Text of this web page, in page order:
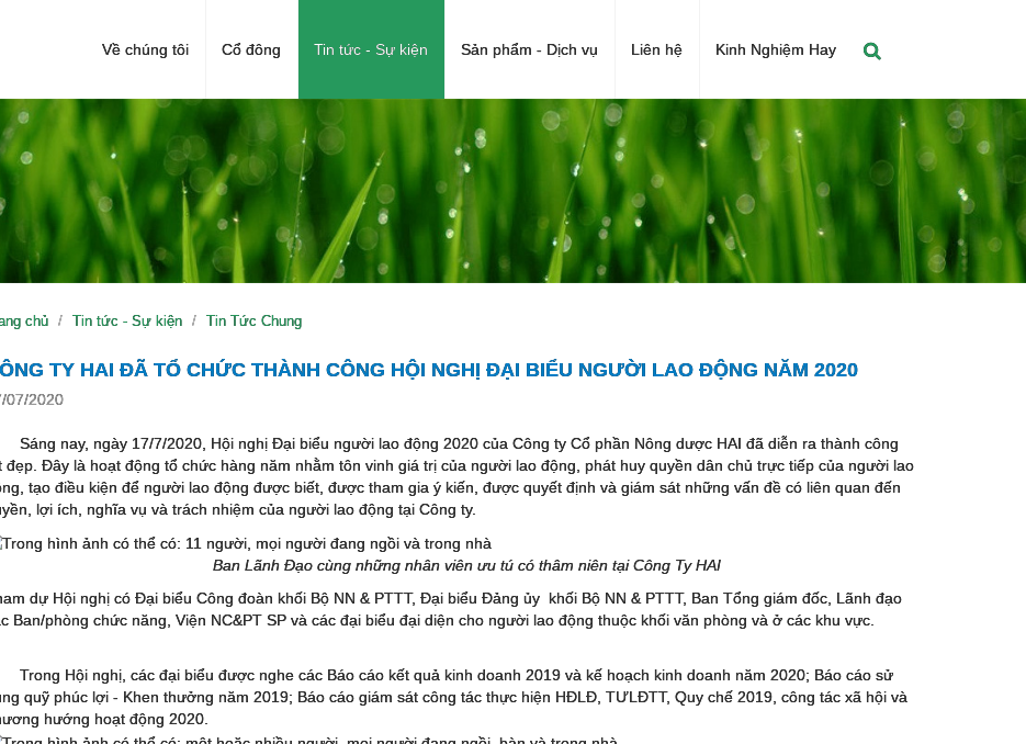
Về chúng tôi Cổ đông Tin tức - Sự kiện Sản phẩm - Dịch vụ Liên hệ Kinh Nghiệm Hay
chủ Tin tức - Sự kiện Tin Tức Chung
TY HAI ĐÃ TỔ CHỨC THÀNH CÔNG HỘI NGHỊ ĐẠI BIỂU NGƯỜI LAO ĐỘNG NĂM 2020
07/2020
Sáng nay, ngày 17/7/2020, Hội nghị Đại biểu người lao động 2020 của Công ty Cổ phần Nông dược HAI đã diễn ra thành công
đẹp. Đây là hoạt động tổ chức hàng năm nhằm tôn vinh giá trị của người lao động, phát huy quyền dân chủ trực tiếp của người lao
tạo điều kiện để người lao động được biết, được tham gia ý kiến, được quyết định và giám sát những vấn đề có liên quan đến
lợi ích, nghĩa vụ và trách nhiệm của người lao động tại Công ty.
Ban Lãnh Đạo cùng những nhân viên ưu tú có thâm niên tại Công Ty HAI
dự Hội nghị có Đại biểu Công đoàn khối Bộ NN & PTTT, Đại biểu Đảng ủy khối Bộ NN & PTTT, Ban Tổng giám đốc, Lãnh đạo
Ban/phòng chức năng, Viện NC&PT SP và các đại biểu đại diện cho người lao động thuộc khối văn phòng và ở các khu vực.
Trong Hội nghị, các đại biểu được nghe các Báo cáo kết quả kinh doanh 2019 và kế hoạch kinh doanh năm 2020; Báo cáo sử
quỹ phúc lợi - Khen thưởng năm 2019; Báo cáo giám sát công tác thực hiện HĐLĐ, TƯLĐTT, Quy chế 2019, công tác xã hội và
hướng hoạt động 2020.